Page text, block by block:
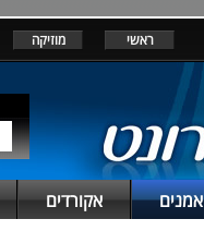
ראשי מוזיקה
אמנים אקורדים